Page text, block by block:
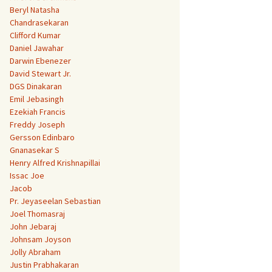
Beryl Natasha
Chandrasekaran
Clifford Kumar
Daniel Jawahar
Darwin Ebenezer
David Stewart Jr.
DGS Dinakaran
Emil Jebasingh
Ezekiah Francis
Freddy Joseph
Gersson Edinbaro
Gnanasekar S
Henry Alfred Krishnapillai
Issac Joe
Jacob
Pr. Jeyaseelan Sebastian
Joel Thomasraj
John Jebaraj
Johnsam Joyson
Jolly Abraham
Justin Prabhakaran